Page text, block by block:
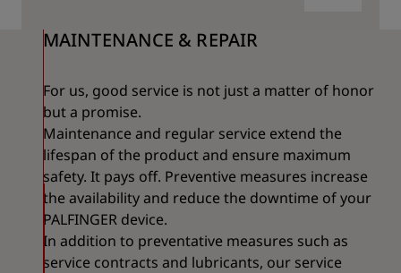
内
MAINTENANCE & REPAIR
For us, good service is not just a matter of honor
but a promise.
Maintenance and regular service extend the
lifespan of the product and ensure maximum
safety. It pays off. Preventive measures increase
the availability and reduce the downtime of your
PALFINGER device.
In addition to preventative measures such as
service contracts and lubricants, our service